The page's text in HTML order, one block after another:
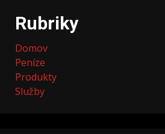
Rubriky
Domov
Peníze
Produkty
Služby